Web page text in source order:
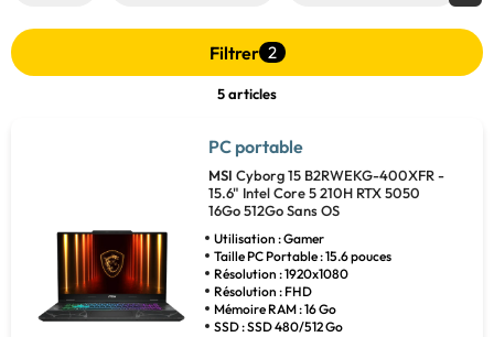
Filtrer 2
5 articles
PC portable
MSI Cyborg 15 B2RWEKG-400XFR -
15.6" Intel Core 5 210H RTX 5050
16Go 512Go Sans OS
Utilisation : Gamer
Taille PC Portable : 15.6 pouces
Résolution : 1920x1080
Résolution : FHD
Mémoire RAM : 16 Go
SSD : SSD 480/512 Go